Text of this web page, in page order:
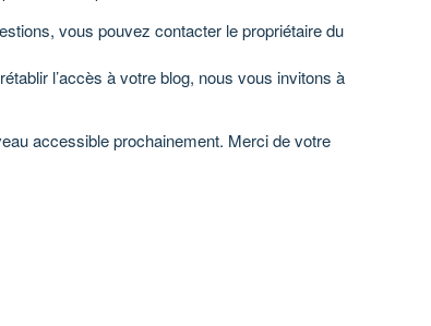
vous pouvez contacter le propriétaire du
l’accès à votre blog, nous vous invitons à
accessible prochainement. Merci de votre